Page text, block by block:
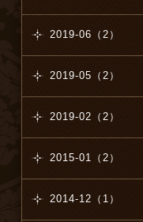
2019-06（2）
2019-05（2）
2019-02（2）
2015-01（2）
2014-12（1）